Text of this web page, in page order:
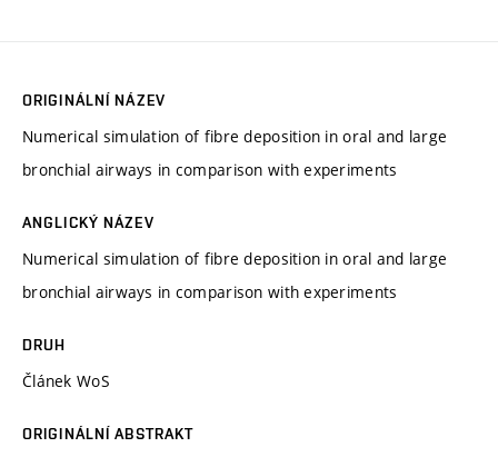
ORIGINÁLNÍ NÁZEV
Numerical simulation of fibre deposition in oral and large
bronchial airways in comparison with experiments
ANGLICKÝ NÁZEV
Numerical simulation of fibre deposition in oral and large
bronchial airways in comparison with experiments
DRUH
Článek WoS
ORIGINÁLNÍ ABSTRAKT